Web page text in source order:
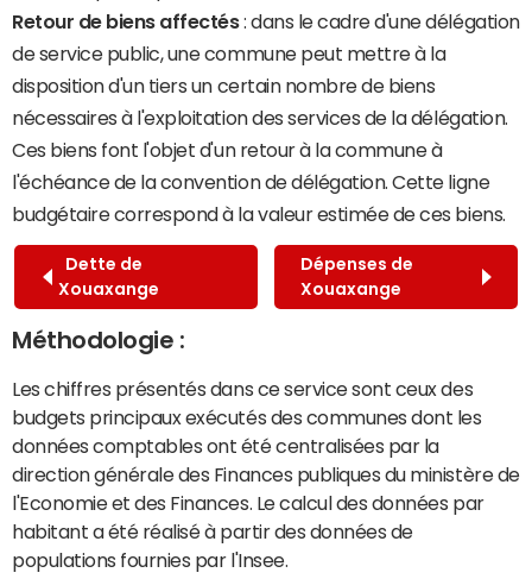
Retour de biens affectés: dans le cadre d'une délégation
de service public, une commune peut mettre à la
disposition d'un tiers un certain nombre de biens
nécessaires à l'exploitation des services de la délégation.
Ces biens font l'objet d'un retour à la commune à
l'échéance de la convention de délégation. Cette ligne
budgétaire correspond à la valeur estimée de ces biens.
Dette de
Xouaxange
Dépenses de
Xouaxange
Méthodologie :
Les chiffres présentés dans ce service sont ceux des
budgets principaux exécutés des communes dont les
données comptables ont été centralisées par la
direction générale des Finances publiques du ministère de
l'Economie et des Finances. Le calcul des données par
habitant a été réalisé à partir des données de
populations fournies par l'Insee.